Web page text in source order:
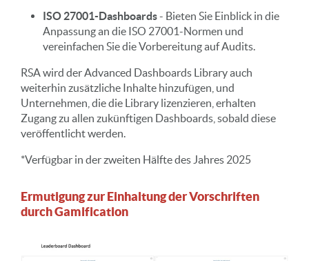
ISO 27001-Dashboards- Bieten Sie Einblick in die
Anpassung an die ISO 27001-Normen und
vereinfachen Sie die Vorbereitung auf Audits.
RSA wird der Advanced Dashboards Library auch
weiterhin zusätzliche Inhalte hinzufügen, und
Unternehmen, die die Library lizenzieren, erhalten
Zugang zu allen zukünftigen Dashboards, sobald diese
veröffentlicht werden.
*Verfügbar in der zweiten Hälfte des Jahres 2025
Ermutigung zur Einhaltung der Vorschriften
durch Gamification